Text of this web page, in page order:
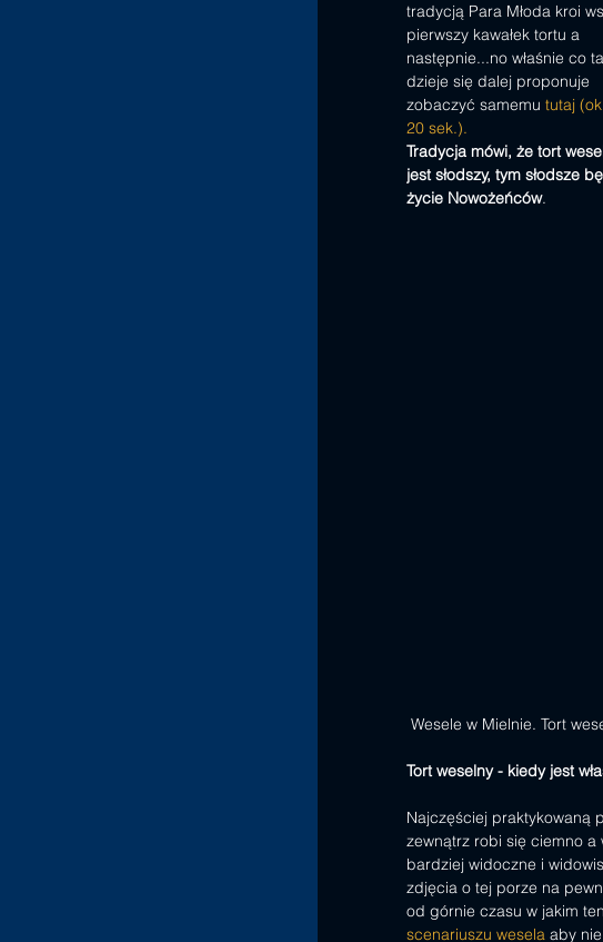
tradycją Para Młoda kroi
pierwszy kawałek tortu a
następnie...no właśnie co
dzieje się dalej proponuje
zobaczyć samemu tutaj
20 sek.).
Tradycja mówi, że tort
jest słodszy, tym słodsze
życie Nowożeńców.
Wesele w Mielnie. Tort
Tort weselny - kiedy jest
Najczęściej praktykowaną
zewnątrz robi się ciemno a
bardziej widoczne i
zdjęcia o tej porze na
od górnie czasu w jakim
scenariuszu wesela aby